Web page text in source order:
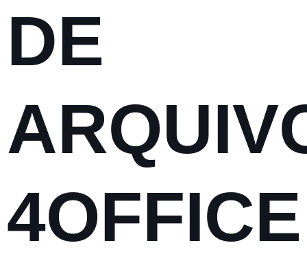
DE
4OFFICE